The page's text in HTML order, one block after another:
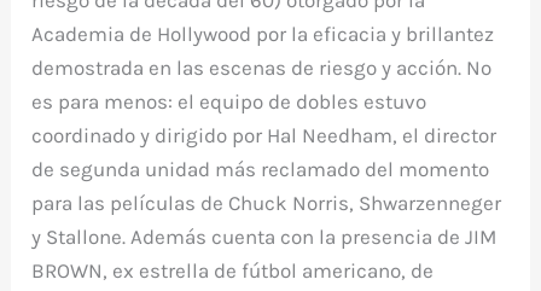
Academia de Hollywood por la eficacia y brillantez
demostrada en las escenas de riesgo y acción. No
es para menos: el equipo de dobles estuvo
coordinado y dirigido por Hal Needham, el director
de segunda unidad más reclamado del momento
para las películas de Chuck Norris, Shwarzenneger
y Stallone. Además cuenta con la presencia de JIM
BROWN, ex estrella de fútbol americano, de